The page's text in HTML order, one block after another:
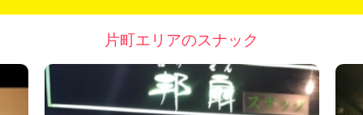
片町エリアのスナック